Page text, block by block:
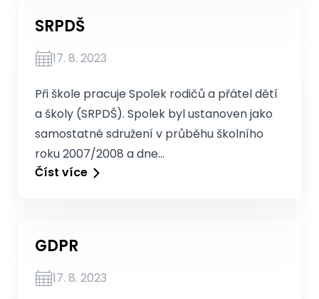
SRPDŠ
17. 8. 2023
Při škole pracuje Spolek rodičů a přátel dětí
a školy (SRPDŠ). Spolek byl ustanoven jako
samostatné sdružení v průběhu školního
roku 2007/2008 a dne…
Číst více
GDPR
17. 8. 2023